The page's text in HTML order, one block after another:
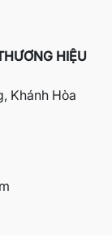
HIỆU
Khánh Hòa